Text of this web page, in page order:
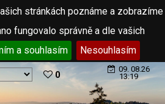
stránkách poznáme a zobrazíme
fungovalo správně a dle vašich
a souhlasím Nesouhlasím
0
09. 08.26
13:19